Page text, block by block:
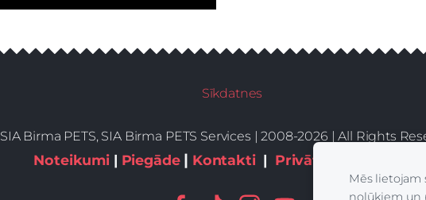
Sīkdatnes
SIA Birma PETS, SIA Birma PETS Services | 2008-2026 | All Rights
Noteikumi | Piegāde | Kontakti| Privātums,sīkdatnes
Mēs lietojam
nolūkiem un